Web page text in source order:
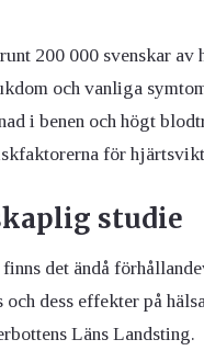
200 000 svenskar av
och vanliga
i benen och högt
för
studie
det ändå
och dess effekter på
Läns Landsting.